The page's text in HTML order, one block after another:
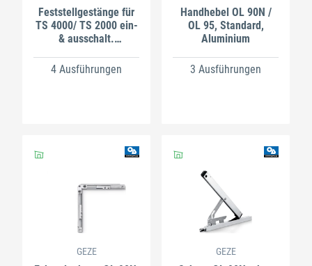
Feststellgestänge für
TS 4000/ TS 2000 ein-
& ausschalt.
4 Ausführungen
Handhebel OL 90N /
OL 95, Standard,
Aluminium
3 Ausführungen
GEZE GEZE